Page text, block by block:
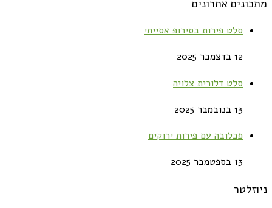
מתכונים אחרונים
סלט פירות בסירופ אסייתי
12 בדצמבר 2025
סלט דלורית צלויה
13 בנובמבר 2025
פבלובה עם פירות ירוקים
13 בספטמבר 2025
ניוזלטר